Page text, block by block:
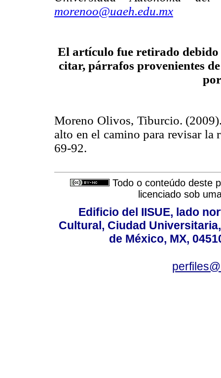
morenoo@uaeh.edu.mx
El artículo fue retirado debido
citar, párrafos provenientes
Moreno Olivos, Tiburcio.
alto en el camino para revisar la
69-92.
Todo o conteúdo deste
licenciado sob
Edificio del IISUE, lado
Cultural, Ciudad
de México, MX,